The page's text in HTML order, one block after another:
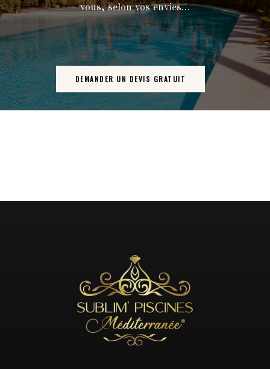
vous, selon vos envies…
DEMANDER UN DEVIS GRATUIT